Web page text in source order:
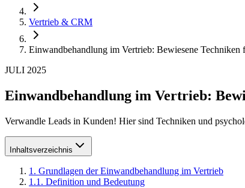
Vertrieb & CRM
Einwandbehandlung im Vertrieb: Bewiesene Techniken
JULI 2025
Einwandbehandlung im Vertrieb:
Verwandle Leads in Kunden! Hier sind Techniken und
Inhaltsverzeichnis
1 . Grundlagen der Einwandbehandlung im Vertrieb
1 .1 . Definition und Bedeutung